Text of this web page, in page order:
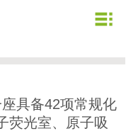
企业文化
企业理念
公司新闻
业务信息
营业网点
节约用水
具备42项常规化
荧光室、原子吸